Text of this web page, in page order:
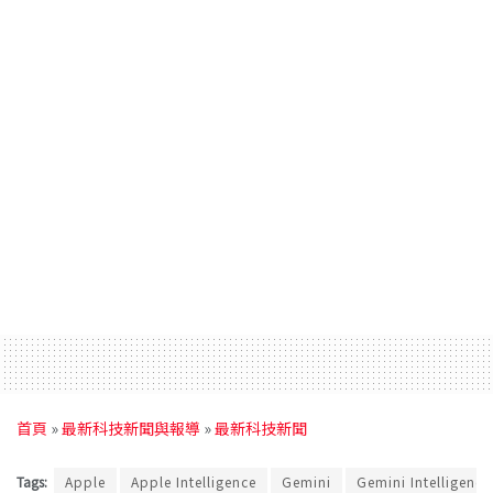
首頁 »最新科技新聞與報導 »最新科技新聞
Tags: Apple Apple Intelligence Gemini Gemini Intelligence